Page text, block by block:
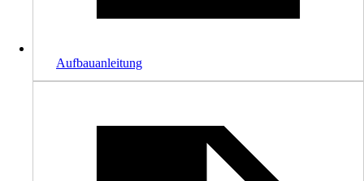
Aufbauanleitung